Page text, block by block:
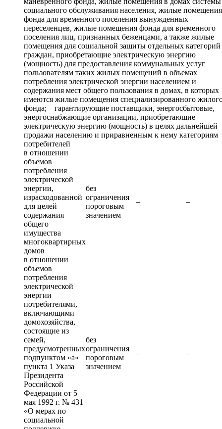
социального обслуживания населения, жилые помещения
фонда для временного поселения вынужденных
переселенцев, жилые помещения фонда для временного
поселения лиц, признанных беженцами, а также жилые
помещения для социальной защиты отдельных категорий
граждан, приобретающие электрическую энергию
(мощность) для предоставления коммунальных услуг
пользователям таких жилых помещений в объемах
потребления электрической энергии населением и
содержания мест общего пользования в домах, в которых
имеются жилые помещения специализированного
фонда; гарантирующие поставщики, энергосбытовые,
энергоснабжающие организации, приобретающие
электрическую энергию (мощность) в целях дальнейшей
продажи населению и приравненным к нему категориям
потребителей
в отношении
объемов
потребления
электрической
энергии,
израсходованной
для целей
содержания
общего
имущества
многоквартирных
домов
без
ограничения
пороговым
значением
– –
в отношении
объемов
потребления
электрической
энергии
потребителями,
включающими
домохозяйства,
состоящие из
семей,
предусмотренных
подпунктом «а»
пункта 1 Указа
Президента
Российской
Федерации от 5
мая 1992 г. № 431
«О мерах по
социальной
без
ограничения
пороговым
значением
– –